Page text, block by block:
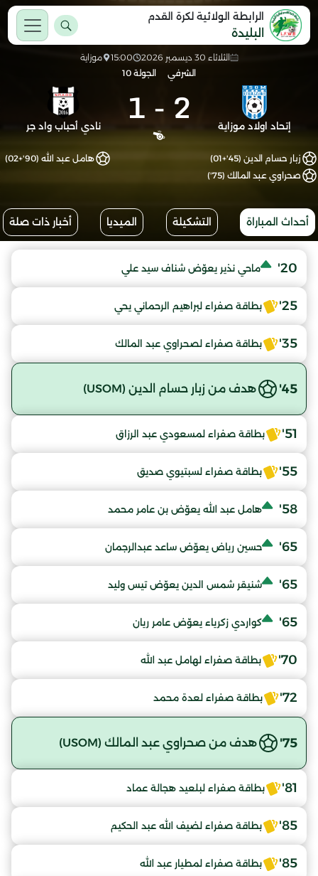
الرابطة الولائية لكرة القدم
البليدة
الثلاثاء 30 ديسمبر 2026 15:00
موزاية
الشرفي
الجولة 10
إتحاد اولاد موزاية 2
-
1 نادي أحباب واد جر
زبار حسام الدين (45'+01)
صحراوي عبد المالك (75')
هامل عبد الله (90'+02)
أحداث المباراة التشكيلة الميديا أخبار ذات صلة
20' ماحي نذير يعوّض شناف سيد علي
25' بطاقة صفراء لبراهيم الرحماني يحي
35' بطاقة صفراء لصحراوي عبد المالك
45' هدف من زبار حسام الدين (USOM)
51' بطاقة صفراء لمسعودي عبد الرزاق
55' بطاقة صفراء لسبتيوي صديق
58' هامل عبد الله يعوّض بن عامر محمد
65' حسين رياض يعوّض ساعد عبدالرجمان
65' شنيقر شمس الدين يعوّض تيس وليد
65' كواردي زكرياء يعوّض عامر ريان
70' بطاقة صفراء لهامل عبد الله
72' بطاقة صفراء لعدة محمد
75' هدف من صحراوي عبد المالك (USOM)
81' بطاقة صفراء لبلعيد هجالة عماد
85' بطاقة صفراء لضيف الله عبد الحكيم
85' بطاقة صفراء لمطيار عبد الله